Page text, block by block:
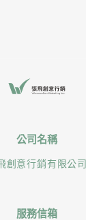
公司名稱
創意行銷有限公司
服務信箱